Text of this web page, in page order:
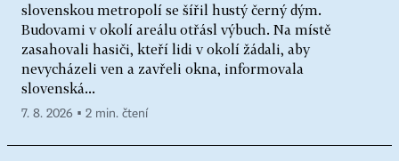
slovenskou metropolí se šířil hustý černý dým.
Budovami v okolí areálu otřásl výbuch. Na místě
zasahovali hasiči, kteří lidi v okolí žádali, aby
nevycházeli ven a zavřeli okna, informovala
slovenská...
7. 8. 2026 ▪ 2 min. čtení